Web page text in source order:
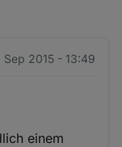
Sep 2015 - 13:49
einem